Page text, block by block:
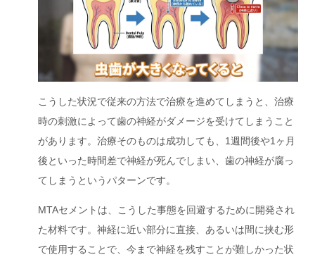
こうした状況で従来の方法で治療を進めてしまうと、治療
時の刺激によって歯の神経がダメージを受けてしまうこと
があります。治療そのものは成功しても、1週間後や1ヶ月
後といった時間差で神経が死んでしまい、歯の神経が腐っ
てしまうというパターンです。
MTAセメントは、こうした事態を回避するために開発され
た材料です。神経に近い部分に直接、あるいは間に挟む形
で使用することで、今まで神経を残すことが難しかった状